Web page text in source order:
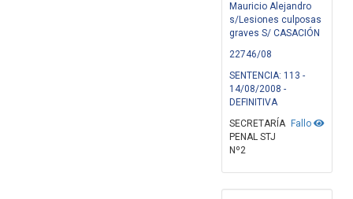
Mauricio Alejandro
s/Lesiones culposas
graves S/ CASACIÓN
22746/08
SENTENCIA: 113 -
14/08/2008 -
DEFINITIVA
Fallo
SECRETARÍA
PENAL STJ
Nº2